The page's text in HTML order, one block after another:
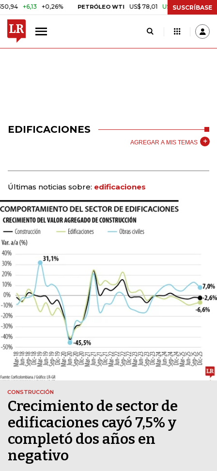
+6,13 +0,26% PETRÓLEO WTI US$ 78,01 US$ 2,92 +3,89%
SUSCRÍBASE
EDIFICACIONES
AGREGAR A MIS TEMAS
Últimas noticias sobre: edificaciones
CONSTRUCCIÓN
Crecimiento de sector de
edificaciones cayó 7,5% y
completó dos años en
negativo